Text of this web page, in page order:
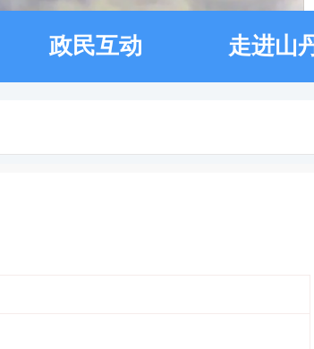
政民互动 走进山